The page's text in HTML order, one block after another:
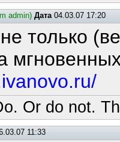
admin) Дата04.03.07 17:20
только
Or do not.
11:33